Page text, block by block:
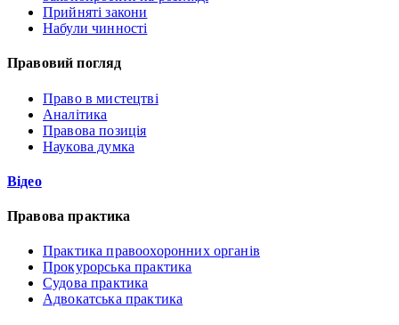
Прийняті закони
Набули чинності
Правовий погляд
Право в мистецтві
Аналітика
Правова позиція
Наукова думка
Відео
Правова практика
Практика правоохоронних органів
Прокурорська практика
Судова практика
Адвокатська практика